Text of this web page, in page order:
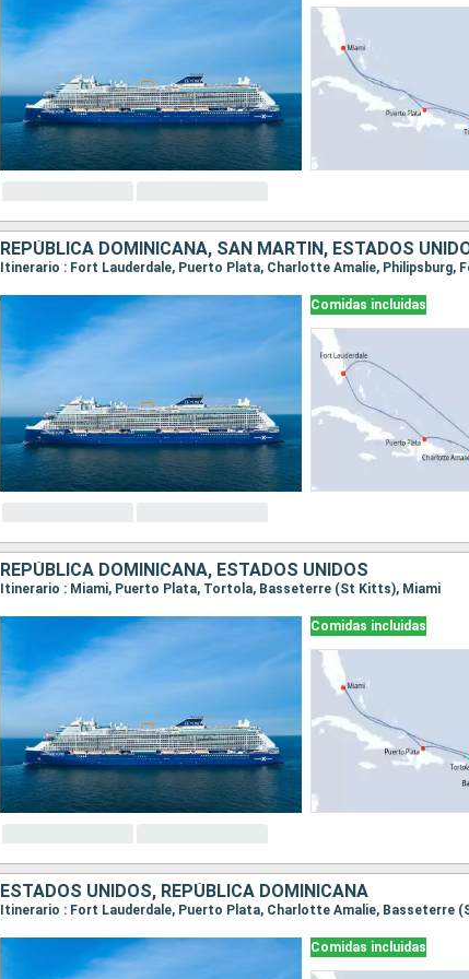
REPÚBLICA DOMINICANA, SAN MARTÍN, ESTADOS
Itinerario : Fort Lauderdale, Puerto Plata, Charlotte Amalie, Philipsburg,
Comidas incluidas
REPÚBLICA DOMINICANA, ESTADOS UNIDOS
Itinerario : Miami, Puerto Plata, Tortola, Basseterre (St Kitts), Miami
Comidas incluidas
ESTADOS UNIDOS, REPÚBLICA DOMINICANA
Itinerario : Fort Lauderdale, Puerto Plata, Charlotte Amalie, Basseterre
Comidas incluidas